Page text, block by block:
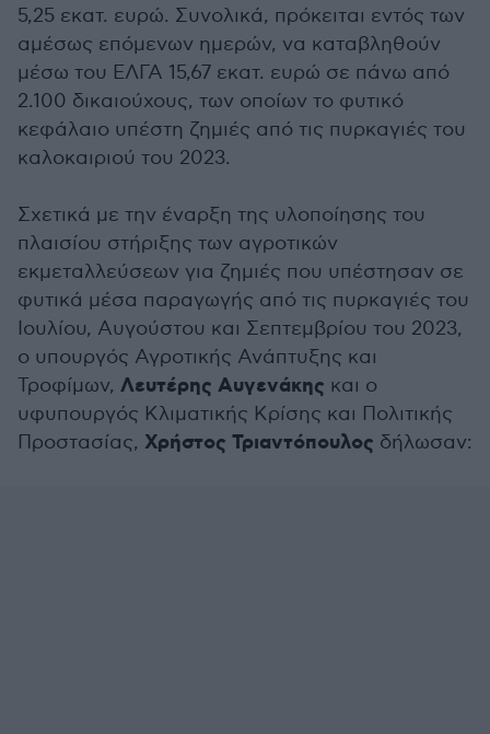
5,25 εκατ. ευρώ. Συνολικά, πρόκειται εντός των
αμέσως επόμενων ημερών, να καταβληθούν
μέσω του ΕΛΓΑ 15,67 εκατ. ευρώ σε πάνω από
2.100 δικαιούχους, των οποίων το φυτικό
κεφάλαιο υπέστη ζημιές από τις πυρκαγιές του
καλοκαιριού του 2023.
Σχετικά με την έναρξη της υλοποίησης του
πλαισίου στήριξης των αγροτικών
εκμεταλλεύσεων για ζημιές που υπέστησαν σε
φυτικά μέσα παραγωγής από τις πυρκαγιές του
Ιουλίου, Αυγούστου και Σεπτεμβρίου του 2023,
ο υπουργός Αγροτικής Ανάπτυξης και
Τροφίμων, Λευτέρης Αυγενάκης και ο
υφυπουργός Κλιματικής Κρίσης και Πολιτικής
Προστασίας, Χρήστος Τριαντόπουλος δήλωσαν: